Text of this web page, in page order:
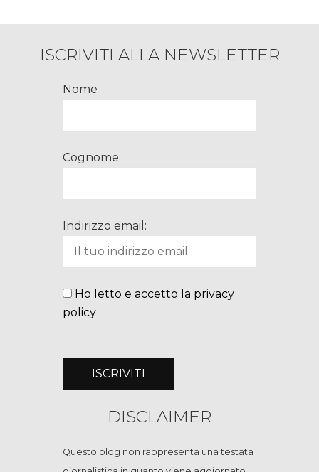
ISCRIVITI ALLA NEWSLETTER
Nome
Cognome
Indirizzo email:
Ho letto e accetto la privacy
policy
DISCLAIMER
Questo blog non rappresenta una testata